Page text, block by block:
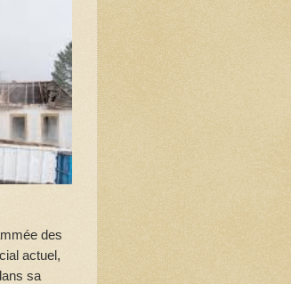
des
actuel,
sa